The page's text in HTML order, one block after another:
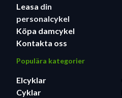
Leasa din
personalcykel
Köpa damcykel
Kontakta oss
Populära kategorier
Elcyklar
Cyklar